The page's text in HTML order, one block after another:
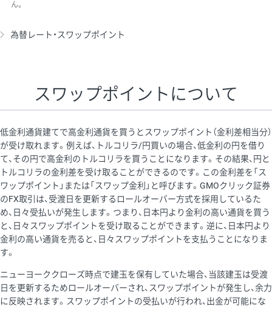
ん。
為替レート・スワップポイント
スワップポイントについて
低金利通貨建てで高金利通貨を買うとスワップポイント（金利差相当分）
が受け取れます。例えば、トルコリラ/円買いの場合、低金利の円を借り
て、その円で高金利のトルコリラを買うことになります。その結果、円と
トルコリラの金利差を受け取ることができるのです。この金利差を「ス
ワップポイント」または「スワップ金利」と呼びます。GMOクリック証券
のFX取引は、受渡日を更新するロールオーバー方式を採用しているた
め、日々受払いが発生します。つまり、日本円より金利の高い通貨を買う
と、日々スワップポイントを受け取ることができます。逆に、日本円より
金利の高い通貨を売ると、日々スワップポイントを支払うことになりま
す。
ニューヨーククローズ時点で建玉を保有していた場合、当該建玉は受渡
日を更新するためロールオーバーされ、スワップポイントが発生し、余力
に反映されます。スワップポイントの受払いが行われ、出金が可能にな